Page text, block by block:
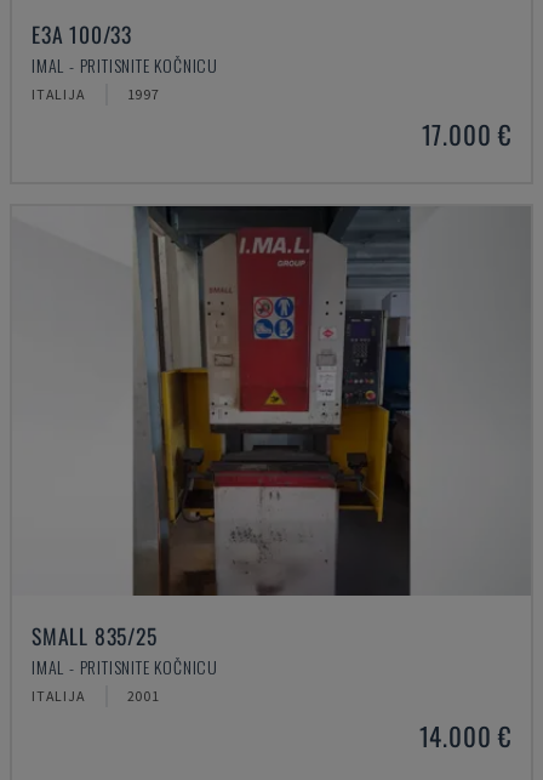
E3A 100/33
IMAL - PRITISNITE KOČNICU
ITALIJA 1997
17.000 €
SMALL 835/25
IMAL - PRITISNITE KOČNICU
ITALIJA 2001
14.000 €